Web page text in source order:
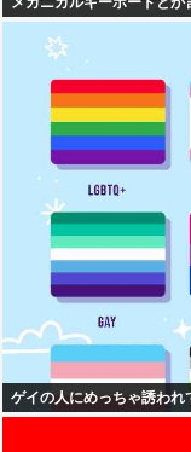
ゲイの人にめっちゃ誘われ